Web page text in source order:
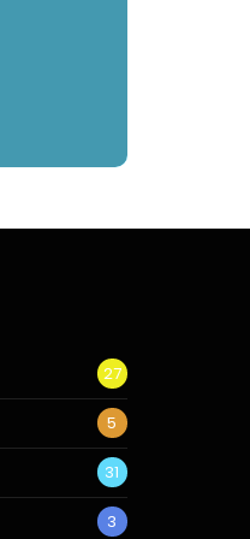
27
5
31
3